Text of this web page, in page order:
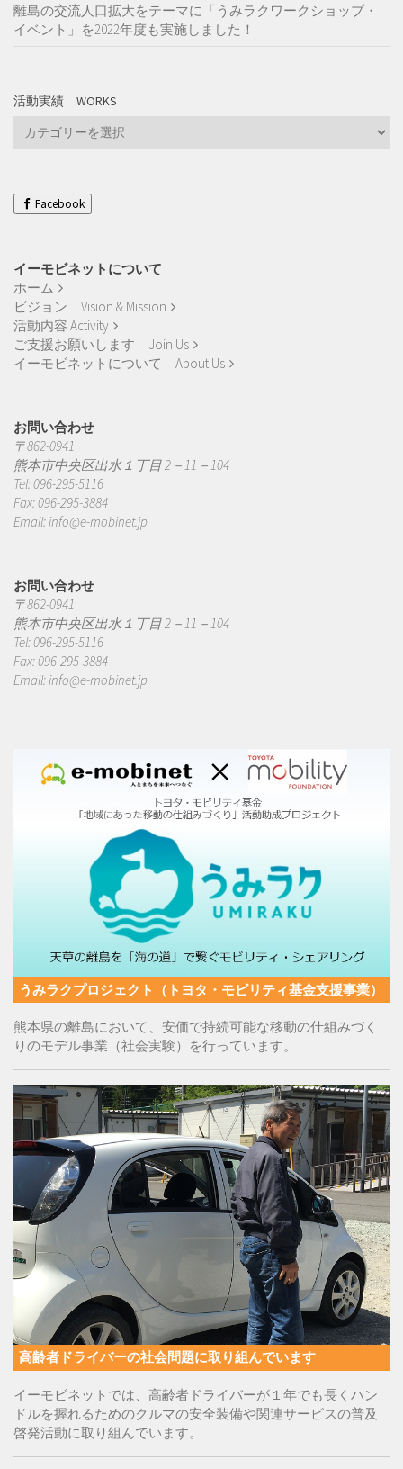
離島の交流人口拡大をテーマに「うみラクワークショップ・
イベント」を2022年度も実施しました！
活動実績 WORKS
WorksFacebook
イーモビネットについて
ホーム
ビジョン Vision & Mission
活動内容 Activity
ご支援お願いします Join Us
イーモビネットについて About Us
お問い合わせ
〒862-0941
熊本市中央区出水１丁目 2－11－104
Tel: 096-295-5116
Fax: 096-295-3884
Email:info@e-mobinet.jp
お問い合わせ
〒862-0941
熊本市中央区出水１丁目 2－11－104
Tel: 096-295-5116
Fax: 096-295-3884
Email:info@e-mobinet.jp
うみラクプロジェクト（トヨタ・モビリティ基金支援事業）
熊本県の離島において、安価で持続可能な移動の仕組みづく
りのモデル事業（社会実験）を行っています。
高齢者ドライバーの社会問題に取り組んでいます
イーモビネットでは、高齢者ドライバーが１年でも長くハン
ドルを握れるためのクルマの安全装備や関連サービスの普及
啓発活動に取り組んでいます。